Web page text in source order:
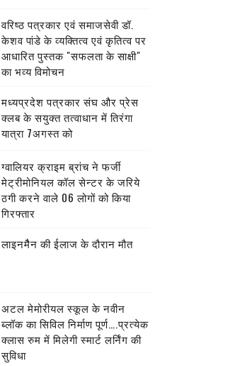
वरिष्ठ पत्रकार एवं समाजसेवी डॉ.
केशव पांडे के व्यक्तित्व एवं कृतित्व पर
आधारित पुस्तक "सफलता के साक्षी"
का भव्य विमोचन
मध्यप्रदेश पत्रकार संघ और प्रेस
क्लब के सयुक्त तत्वाधान में तिरंगा
यात्रा 7अगस्त को
ग्वालियर क्राइम ब्रांच ने फर्जी
मेट्रीमोनियल कॉल सेन्टर के जरिये
ठगी करने वाले 06 लोगों को किया
गिरफ्तार
लाइनमैैन की ईलाज के दौरान मौत
अटल मेमोरीयल स्कूल के नवीन
ब्लॉक का सिविल निर्माण पूर्ण….प्रत्येक
क्लास रुम में मिलेगी स्मार्ट लर्निंग की
सुविधा